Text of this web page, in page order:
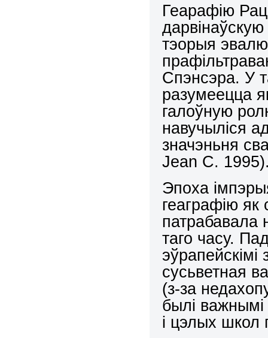
Геарафію
тэорыя
Спэнсэра. У
разумеецца
галоўную
навучыліся
значэньня
Jean C.
Эпоха
геаграфію
патрабавала
таго часу.
сусьветная
(з-за
былі
і цэлых школ